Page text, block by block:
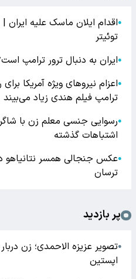
●اقدام ایلان ماسک علیه ایران
توئیتر
●ایران به دنبال ترور ترامپ
●اعزام نیروهای ویژه آمریکا
ترامپ فیلم هندی زیاد می‌بیند
●
اشتباهات گذشته
●عکس جنجالی همسر
ترسان
پر بازدید
●تصویر عزیزه الاحمدی؛ زن
اپستین